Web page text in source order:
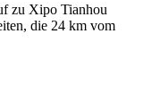
zu Xipo Tianhou
die 24 km vom